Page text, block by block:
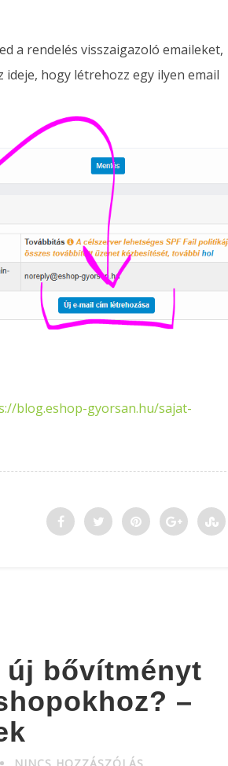
a rendelés visszaigazoló emaileket,
hogy létrehozz egy ilyen email
blog.eshop-gyorsan.hu/sajat-
új bővítményt
–